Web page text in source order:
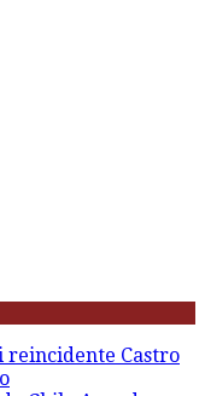
reincidente Castro